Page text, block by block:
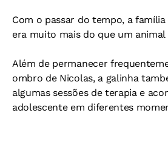
Com o passar do tempo, a
era muito mais do que um animal
Além de permanecer
ombro de Nicolas, a galinha
algumas sessões de terapia e
adolescente em diferentes